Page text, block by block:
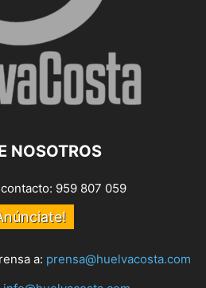
NOSOTROS
959 807 059
a: prensa@huelvacosta.com